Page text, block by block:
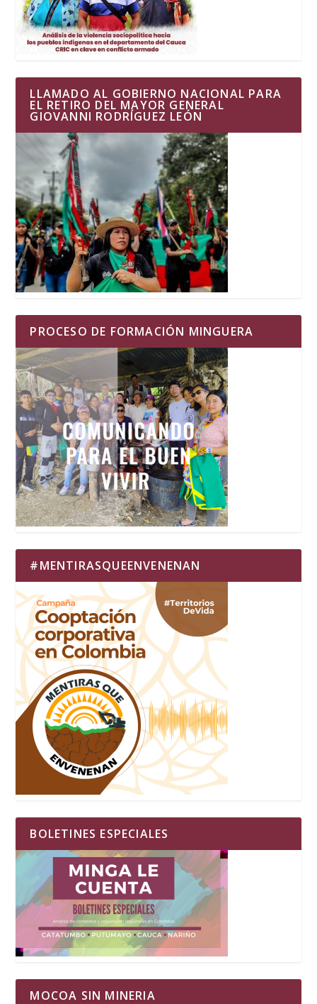
LLAMADO AL GOBIERNO NACIONAL PARA
EL RETIRO DEL MAYOR GENERAL
GIOVANNI RODRÍGUEZ LEÓN
PROCESO DE FORMACIÓN MINGUERA
#MENTIRASQUEENVENENAN
BOLETINES ESPECIALES
MOCOA SIN MINERIA